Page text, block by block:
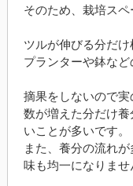
そのため、栽培スペ
ツルが伸びる分だけ
プランターや鉢など
摘果をしないので実
数が増えた分だけ
いことが多いです。
また、養分の流れ
味も均一になりませ